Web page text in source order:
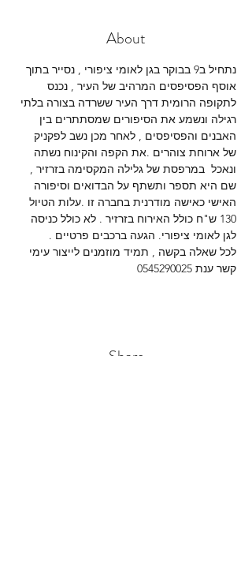
About
נתחיל ב9 בבוקר בגן לאומי ציפורי , נסייר בתוך
אוסף הפסיפסים המרהיב של העיר , נכנס
לתקופה הרומית דרך העיר ששרדה בצורה בלתי
רגילה ונשמע את הסיפורים שמסתתרים בין
האבנים והפסיפסים , לאחר מכן נשב לפקניק
של ארוחת צוהרים .את הקפה והקינוח נשתה
ונאכל  במרפסת של גלילה המקסימה בזרזיר ,
שם היא תספר ותשתף על הבדואים וסיפורה
האישי כאישה מודרנית בחברה זו .עלות הטיול
130 ש"ח כולל האירוח בזרזיר . לא כולל כניסה
לגן לאומי ציפורי. הגעה ברכבים פרטיים .
לכל שאלה בקשה , תמיד מוזמנים לייצור עימי
קשר ענת 0545290025
Share